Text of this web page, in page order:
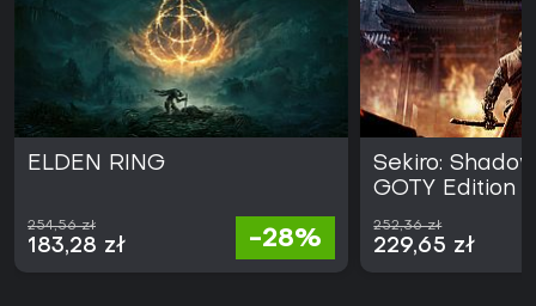
stromą krzywą trudności frustrującą nowicjuszy, ale dla
oddanych fanów to mocna rekomendacja na więcej tej
dopracowanej formuły. Stan na 2026 rok nie uległ większym
zmianom, czyniąc dodatek stabilnym wyborem dla
entuzjastów action RPG lubiących wysoką stawkę przygód.
ELDEN RING
254,56 zł
183,28 zł -28%
Sekiro:
GOTY Edition
252,36 zł
229,65 zł